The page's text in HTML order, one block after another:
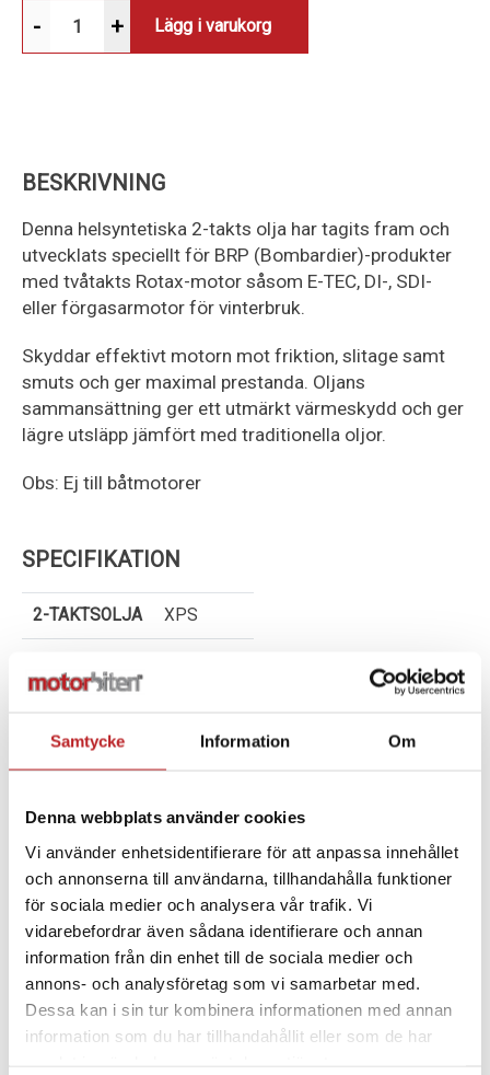
Samtycke Information Om
Denna webbplats använder cookies
Vi använder enhetsidentifierare för att anpassa innehållet
och annonserna till användarna, tillhandahålla funktioner
för sociala medier och analysera vår trafik. Vi
vidarebefordrar även sådana identifierare och annan
information från din enhet till de sociala medier och
annons- och analysföretag som vi samarbetar med.
Dessa kan i sin tur kombinera informationen med annan
information som du har tillhandahållit eller som de har
- + Lägg i varukorg
BESKRIVNING
Denna helsyntetiska 2-takts olja har tagits fram och
utvecklats speciellt för BRP (Bombardier)-produkter
med tvåtakts Rotax-motor såsom E-TEC, DI-, SDI-
eller förgasarmotor för vinterbruk.
Skyddar effektivt motorn mot friktion, slitage samt
smuts och ger maximal prestanda. Oljans
sammansättning ger ett utmärkt värmeskydd och ger
lägre utsläpp jämfört med traditionella oljor.
Obs: Ej till båtmotorer
SPECIFIKATION
2-TAKTSOLJA XPS
ALTERNATIV